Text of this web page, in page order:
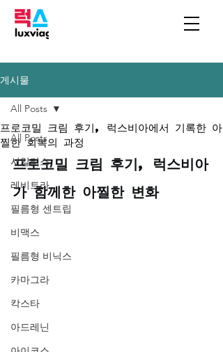
게시물
All Posts
시알리스
레비트라
필름형 센트립
비맥스
필름형 비닉스
카마그라
칵스타
아드레닌
All Posts
프로코밀 크림 후기, 럭스비아에서 기록한 아
찔한 회복의 과정
프로코밀 크림 후기, 럭스비아
가 함께한 아찔한 변화